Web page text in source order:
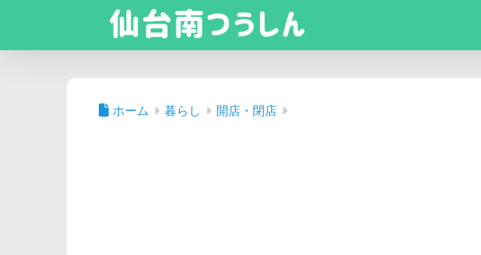
ホーム 暮らし 開店・閉店